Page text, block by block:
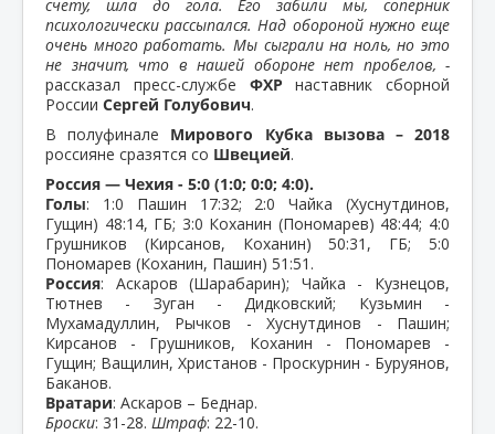
счету, шла до гола. Его забили мы, соперник
психологически рассыпался. Над обороной нужно еще
очень много работать. Мы сыграли на ноль, но это
не значит, что в нашей обороне нет пробелов, -
рассказал пресс-службе ФХР наставник сборной
России Сергей Голубович.
В полуфинале Мирового Кубка вызова – 2018
россияне сразятся со Швецией.
Россия — Чехия - 5:0 (1:0; 0:0; 4:0).
Голы: 1:0 Пашин 17:32; 2:0 Чайка (Хуснутдинов,
Гущин) 48:14, ГБ; 3:0 Коханин (Пономарев) 48:44; 4:0
Грушников (Кирсанов, Коханин) 50:31, ГБ; 5:0
Пономарев (Коханин, Пашин) 51:51.
Россия: Аскаров (Шарабарин); Чайка - Кузнецов,
Тютнев - Зуган - Дидковский; Кузьмин -
Мухамадуллин, Рычков - Хуснутдинов - Пашин;
Кирсанов - Грушников, Коханин - Пономарев -
Гущин; Ващилин, Христанов - Проскурнин - Буруянов,
Баканов.
Вратари: Аскаров – Беднар.
Броски: 31-28. Штраф: 22-10.